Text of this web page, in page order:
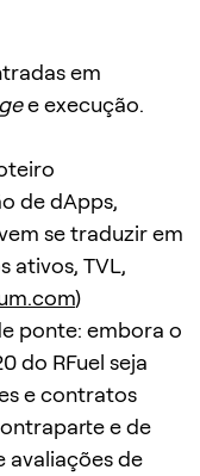
em
e execução.
de dApps,
se traduzir em
ativos, TVL,
)
ponte: embora o
do RFuel seja
e contratos
e de
de